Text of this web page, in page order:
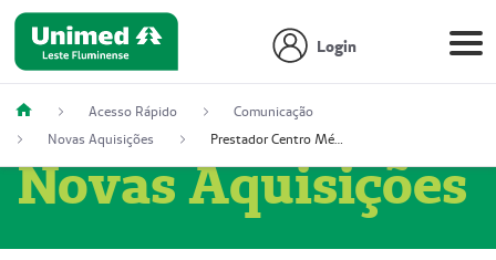
Login
Acesso Rápido
Comunicação
Novas Aquisições
Prestador Centro Médico Vitória Ltda, 51004350-4: Centro Médico Vitória Ltda (Nome Fantasia: Policlínica Master)
Novas Aquisições